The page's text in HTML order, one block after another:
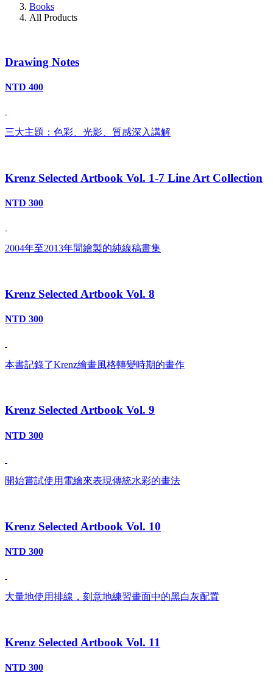
Books
All Products
Drawing Notes
NTD 400
三大主題：色彩、光影、質感深入講解
Krenz Selected Artbook Vol. 1-7 Line Art Collection
NTD 300
2004年至2013年間繪製的純線稿畫集
Krenz Selected Artbook Vol. 8
NTD 300
本書記錄了Krenz繪畫風格轉變時期的畫作
Krenz Selected Artbook Vol. 9
NTD 300
開始嘗試使用電繪來表現傳統水彩的畫法
Krenz Selected Artbook Vol. 10
NTD 300
大量地使用排線，刻意地練習畫面中的黑白灰配置
Krenz Selected Artbook Vol. 11
NTD 300